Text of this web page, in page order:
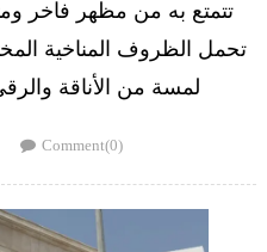
تتمتع به من مظهر فاخر
تحمل الظروف المناخية
لمسة من الأناقة
Comment(0)